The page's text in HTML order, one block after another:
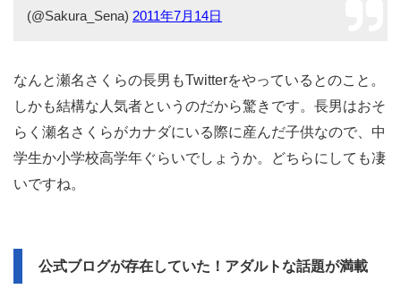
(@Sakura_Sena) 2011年7月14日
なんと瀬名さくらの長男もTwitterをやっているとのこと。
しかも結構な人気者というのだから驚きです。長男はおそ
らく瀬名さくらがカナダにいる際に産んだ子供なので、中
学生か小学校高学年ぐらいでしょうか。どちらにしても凄
いですね。
公式ブログが存在していた！アダルトな話題が満載